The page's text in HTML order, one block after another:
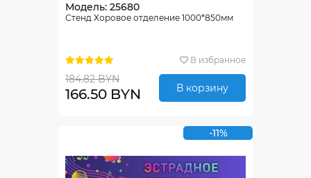
Модель: 25680
Стенд Хоровое отделение 1000*850мм
В избранное
184.82 BYN
166.50 BYN В корзину
-11%